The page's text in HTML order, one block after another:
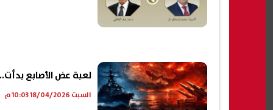
لعبة عض الأصابع
السبت 18/04/2026 10:03 م